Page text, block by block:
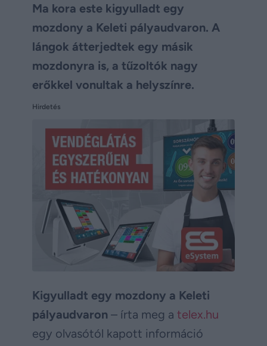
Ma kora este kigyulladt egy
mozdony a Keleti pályaudvaron. A
lángok átterjedtek egy másik
mozdonyra is, a tűzoltók nagy
erőkkel vonultak a helyszínre.
Hirdetés
Kigyulladt egy mozdony a Keleti
pályaudvaron – írta meg a telex.hu
egy olvasótól kapott információ